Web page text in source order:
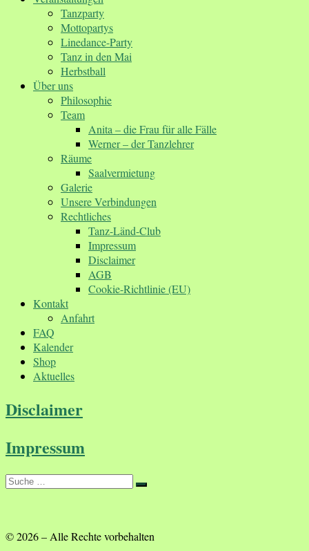
Tanzparty
Mottopartys
Linedance-Party
Tanz in den Mai
Herbstball
Über uns
Philosophie
Team
Anita – die Frau für alle Fälle
Werner – der Tanzlehrer
Räume
Saalvermietung
Galerie
Unsere Verbindungen
Rechtliches
Tanz-Länd-Club
Impressum
Disclaimer
AGB
Cookie-Richtlinie (EU)
Kontakt
Anfahrt
FAQ
Kalender
Shop
Aktuelles
Disclaimer
Impressum
Suche
Suche
© 2026– Alle Rechte vorbehalten